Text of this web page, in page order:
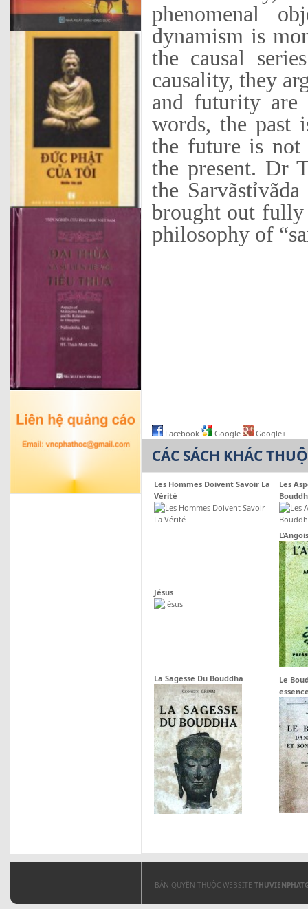
phenomenal
dynamism is
the causal
causality, they
and futurity are
words, the past
the future is not
the present. Dr
the
brought out fully
philosophy of
Facebook Google Google+
CÁC SÁCH KHÁC
Les Hommes Doivent Savoir La
Vérité
Les
Jésus
La Sagesse Du Bouddha
Le
BẢN QUYỀN THUỘC WEBSITE